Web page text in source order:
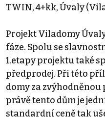
TWIN, 4+kk, Úvaly
Projekt Viladomy
fáze. Spolu se
1.etapy projektu také
předprodej. Při této
domy za zvýhodněnou
právě tento dům je
standardní ceně tak